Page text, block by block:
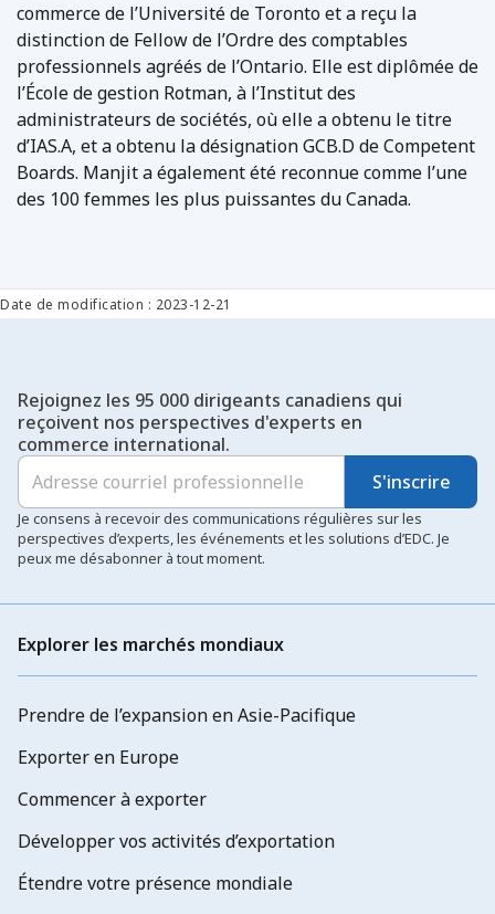
commerce de l’Université de Toronto et a reçu la
distinction de Fellow de l’Ordre des comptables
professionnels agréés de l’Ontario. Elle est diplômée de
l’École de gestion Rotman, à l’Institut des
administrateurs de sociétés, où elle a obtenu le titre
d’IAS.A, et a obtenu la désignation GCB.D de Competent
Boards. Manjit a également été reconnue comme l’une
des 100 femmes les plus puissantes du Canada.
Date de modification : 2023-12-21
Rejoignez les 95 000 dirigeants canadiens qui
reçoivent nos perspectives d'experts en
commerce international.
S'inscrire
Je consens à recevoir des communications régulières sur les
perspectives d’experts, les événements et les solutions d’EDC. Je
peux me désabonner à tout moment.
Explorer les marchés mondiaux
Prendre de l’expansion en Asie-Pacifique
Exporter en Europe
Commencer à exporter
Développer vos activités d’exportation
Étendre votre présence mondiale